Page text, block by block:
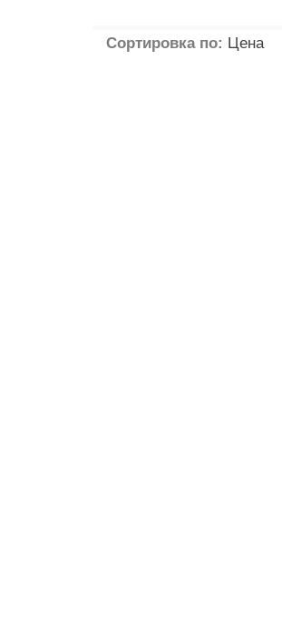
Сортировка по: Цена